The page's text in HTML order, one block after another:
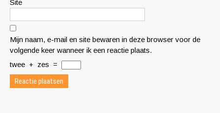
Site
Mijn naam, e-mail en site bewaren in deze browser voor de
volgende keer wanneer ik een reactie plaats.
twee + zes =